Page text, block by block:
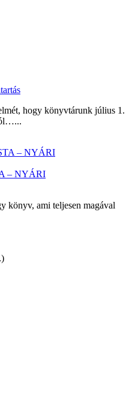
hogy könyvtárunk július 1.
– NYÁRI
könyv, ami teljesen magával